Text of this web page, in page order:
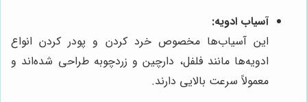
آسیاب ادویه:
این آسیاب‌ها مخصوص خرد کردن و پودر کردن انواع
ادویه‌ها مانند فلفل، دارچین و زردچوبه طراحی شده‌اند و
معمولاً سرعت بالایی دارند.